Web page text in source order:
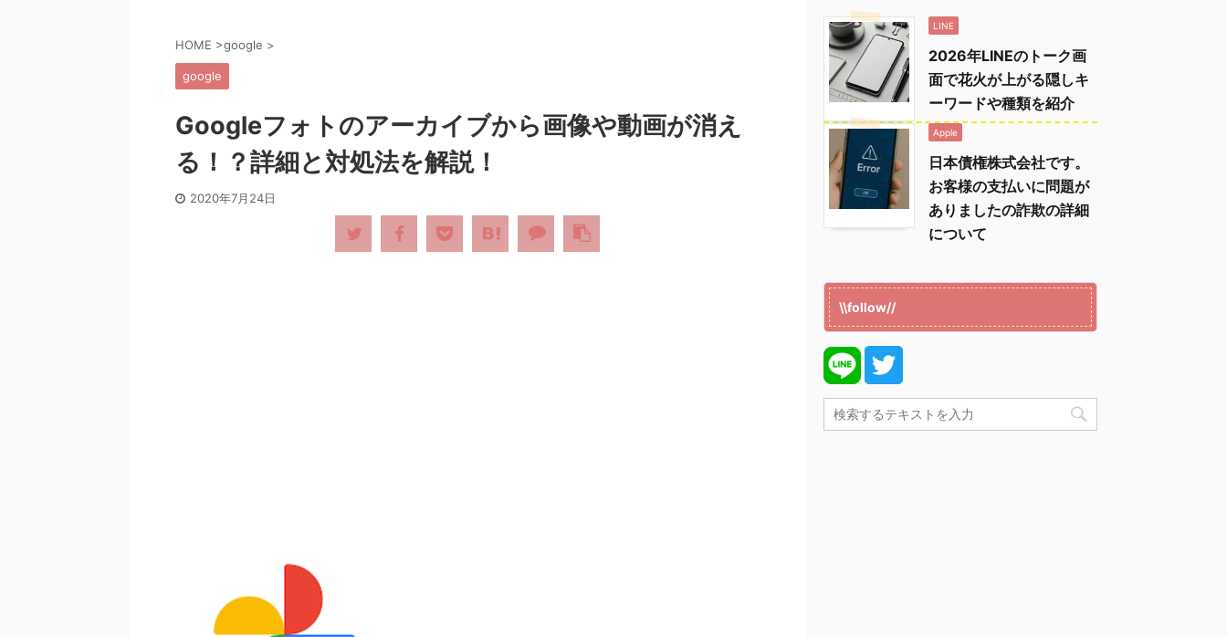
HOME >google >
google
Googleフォトのアーカイブから画像や動画が消え
る！？詳細と対処法を解説！
2020年7月24日
LINE
2026年LINEのトーク画
面で花火が上がる隠しキ
ーワードや種類を紹介
Apple
日本債権株式会社です。
お客様の支払いに問題が
ありましたの詐欺の詳細
について
\\follow//